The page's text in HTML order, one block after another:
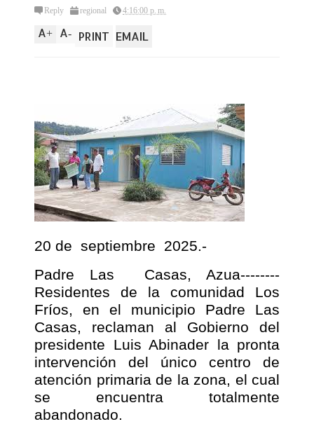
Reply regional 4:16:00 p. m.
A+ A- PRINT EMAIL
20 de septiembre 2025.-
Padre Las
Casas, Azua--------
Residentes de la comunidad Los
Fríos, en el municipio Padre Las
Casas, reclaman al Gobierno del
presidente Luis Abinader la pronta
intervención del único centro de
atención primaria de la zona, el cual
se encuentra totalmente
abandonado.